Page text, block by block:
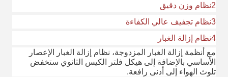
2نظام وزن دقيق
3نظام تجفيف عالي الكفاءة
4نظام إزالة الغبار
مع أنظمة إزالة الغبار المزدوجة، نظام إزالة الغبار الإعصار
الأساسي بالإضافة إلى هيكل فلتر الكيس الثانوي ستخفض
تلوث الهواء إلى أدنى رافعة.